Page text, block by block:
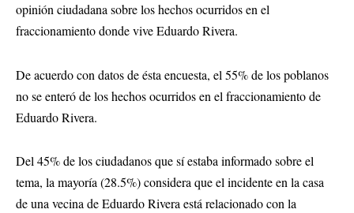
opinión ciudadana sobre los hechos ocurridos en el
fraccionamiento donde vive Eduardo Rivera.
De acuerdo con datos de ésta encuesta, el 55% de los poblanos
no se enteró de los hechos ocurridos en el fraccionamiento de
Eduardo Rivera.
Del 45% de los ciudadanos que sí estaba informado sobre el
tema, la mayoría (28.5%) considera que el incidente en la casa
de una vecina de Eduardo Rivera está relacionado con la